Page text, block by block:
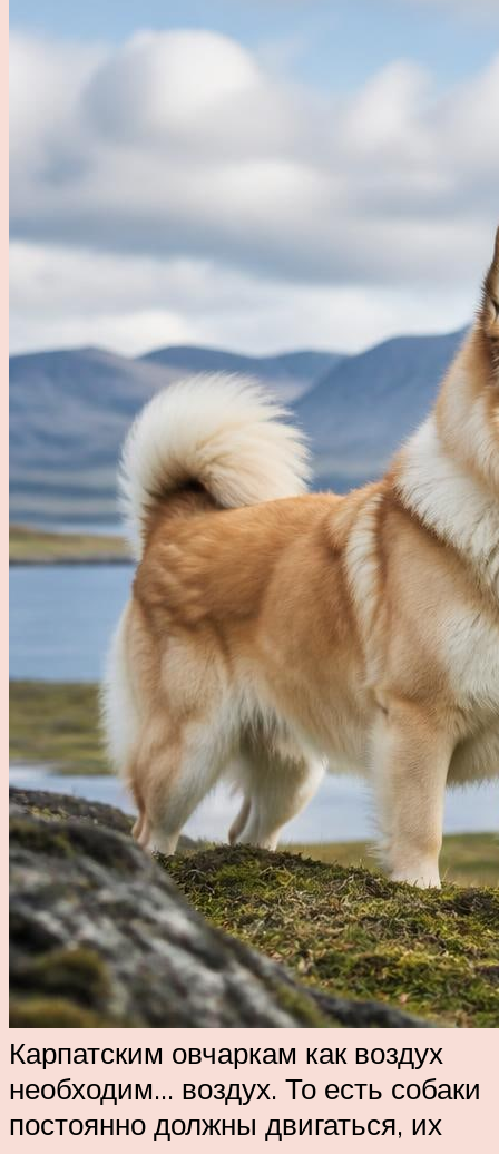
Карпатским овчаркам как воздух
необходим… воздух. То есть собаки
постоянно должны двигаться, их